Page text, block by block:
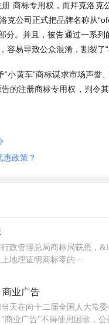
商标专用权，而拜克洛
克公司正式把品牌名称从
分。并且，被告通过一系
容易导致公众混淆，割裂
小黄车”商标谋求市场声
的注册商标专用权，判令
惠政策？
政管理总局商标局获悉，
地理证明商标零的···
商业广告
天在向十二届全国人大常
业广告"不得使用国歌，公